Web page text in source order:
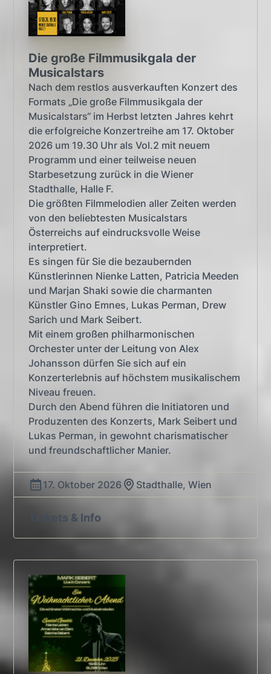
Die große Filmmusikgala der
Musicalstars
Nach dem restlos ausverkauften Konzert des
Formats „Die große Filmmusikgala der
Musicalstars“ im Herbst letzten Jahres kehrt
die erfolgreiche Konzertreihe am 17. Oktober
2026 um 19.30 Uhr als Vol.2 mit neuem
Programm und einer teilweise neuen
Starbesetzung zurück in die Wiener
Stadthalle, Halle F.
Die größten Filmmelodien aller Zeiten werden
von den beliebtesten Musicalstars
Österreichs auf eindrucksvolle Weise
interpretiert.
Es singen für Sie die bezaubernden
Künstlerinnen Nienke Latten, Patricia Meeden
und Marjan Shaki sowie die charmanten
Künstler Gino Emnes, Lukas Perman, Drew
Sarich und Mark Seibert.
Mit einem großen philharmonischen
Orchester unter der Leitung von Alex
Johansson dürfen Sie sich auf ein
Konzerterlebnis auf höchstem musikalischem
Niveau freuen.
Durch den Abend führen die Initiatoren und
Produzenten des Konzerts, Mark Seibert und
Lukas Perman, in gewohnt charismatischer
und freundschaftlicher Manier.
17. Oktober 2026 Stadthalle, Wien
Tickets & Info